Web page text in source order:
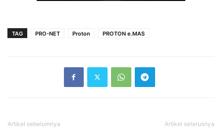
TAG PRO-NET Proton PROTON e.MAS
Artikel sebelumnya Artikel seterusnya